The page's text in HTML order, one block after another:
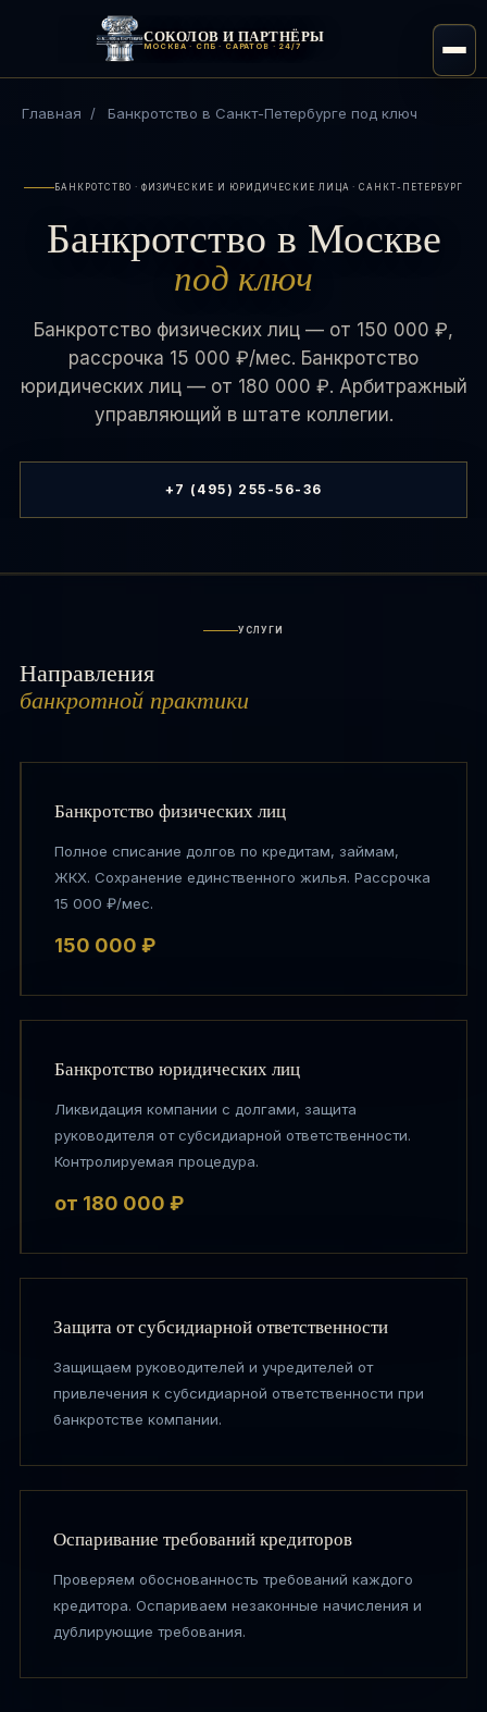
СОКОЛОВ И ПАРТНЁРЫ
МОСКВА · СПБ · САРАТОВ · 24/7
Главная / Банкротство в Санкт-Петербурге под ключ
БАНКРОТСТВО · ФИЗИЧЕСКИЕ И ЮРИДИЧЕСКИЕ ЛИЦА · САНКТ-ПЕТЕРБУРГ
Банкротство в Москве
под ключ
Банкротство физических лиц — от 150 000 ₽,
рассрочка 15 000 ₽/мес. Банкротство
юридических лиц — от 180 000 ₽. Арбитражный
управляющий в штате коллегии.
+7 (495) 255-56-36
УСЛУГИ
Направления
банкротной практики
Банкротство физических лиц
Полное списание долгов по кредитам, займам,
ЖКХ. Сохранение единственного жилья. Рассрочка
15 000 ₽/мес.
150 000 ₽
Банкротство юридических лиц
Ликвидация компании с долгами, защита
руководителя от субсидиарной ответственности.
Контролируемая процедура.
от 180 000 ₽
Защита от субсидиарной ответственности
Защищаем руководителей и учредителей от
привлечения к субсидиарной ответственности при
банкротстве компании.
Оспаривание требований кредиторов
Проверяем обоснованность требований каждого
кредитора. Оспариваем незаконные начисления и
дублирующие требования.